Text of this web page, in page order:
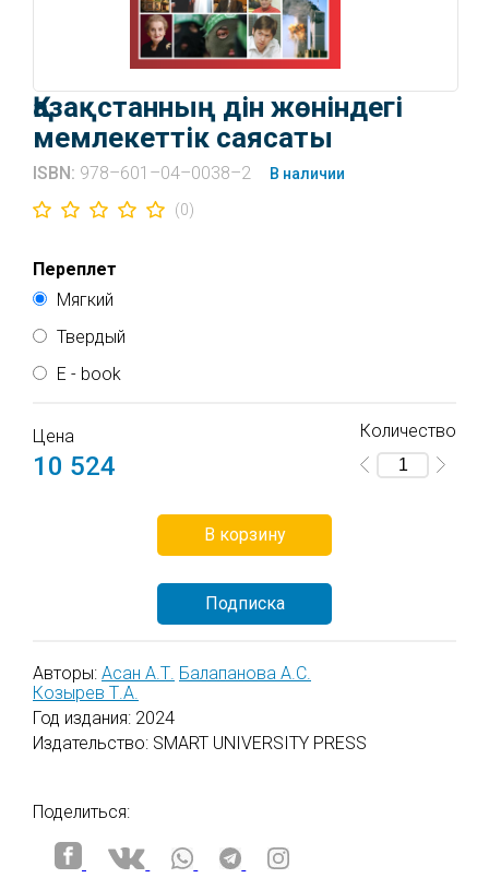
Қазақстанның дін жөніндегі
мемлекеттік саясаты
ISBN: 978–601–04–0038–2 В наличии
(0)
Переплет
Мягкий
Твердый
E - book
Доступ к электронной книге активируется после
оплаты. Подтверждение об оплате придёт от
нашего сервера и от сервера платежной
Файлы электронных книг пользователям для
скачивания не предлагаются.
Все приобретенные пользователем электронные
книги будут доступны в разделе личного
Цена
10 524
Количество
В корзину
Подписка
Авторы: Асан А.Т. Балапанова А.С.
Козырев Т.А.
Год издания: 2024
Издательство: SMART UNIVERSITY PRESS
Поделиться: